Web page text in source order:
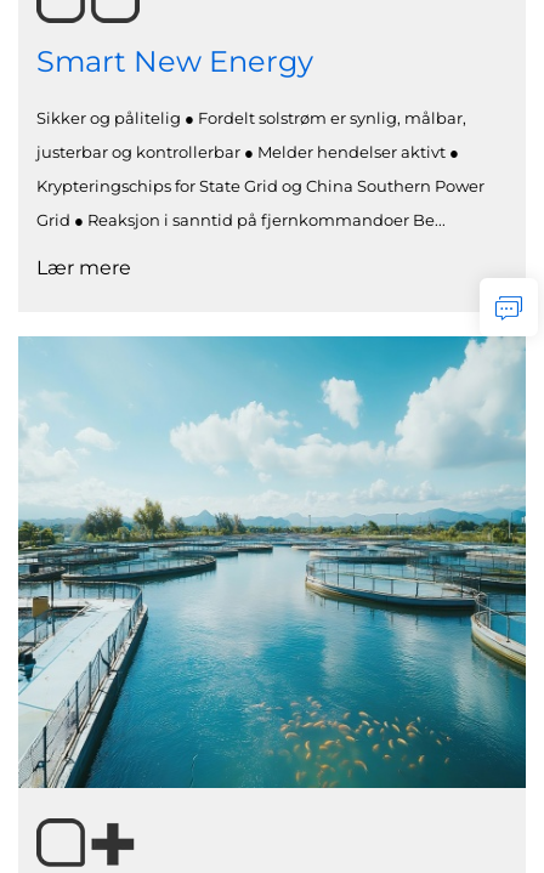
Smart New Energy
Sikker og pålitelig ● Fordelt solstrøm er synlig, målbar,
justerbar og kontrollerbar ● Melder hendelser aktivt ●
Krypteringschips for State Grid og China Southern Power
Grid ● Reaksjon i sanntid på fjernkommandoer Be...
Lær mere